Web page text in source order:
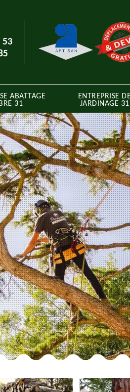
53
ABATTAGE
31
ENTREPRISE
JARDINAGE 31